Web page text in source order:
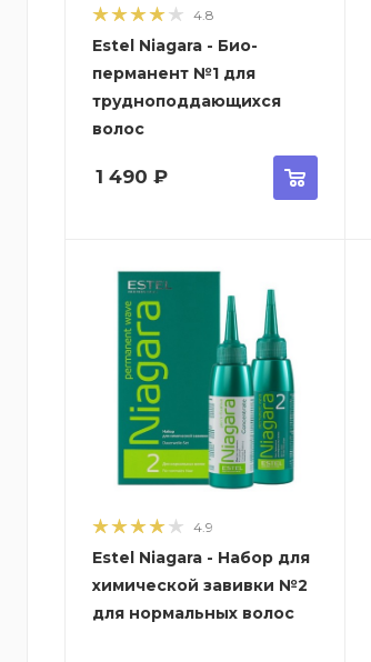
4.8
Estel Niagara - Био-
перманент №1 для
трудноподдающихся
волос
1 490 ₽
4.9
Estel Niagara - Набор для
химической завивки №2
для нормальных волос